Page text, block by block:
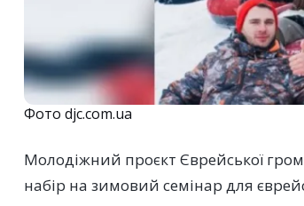
Фото djc.com.ua
Молодіжний проєкт Єврейської
набір на зимовий семінар для